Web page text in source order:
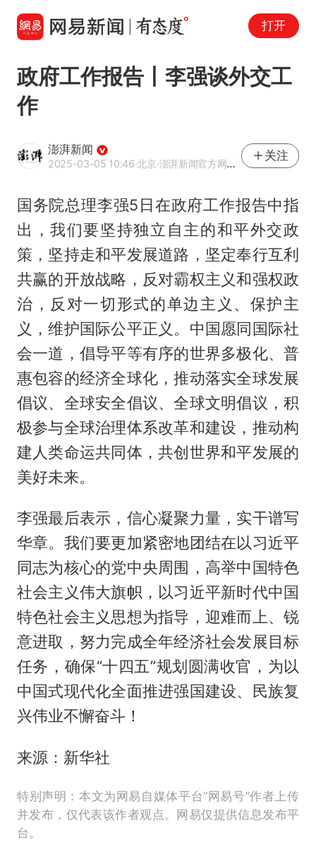
打开
政府工作报告丨李强谈外交工
作
澎湃新闻
2025-03-05 10:46·北京·澎湃新闻官方网易号
关注
国务院总理李强5日在政府工作报告中指
出，我们要坚持独立自主的和平外交政
策，坚持走和平发展道路，坚定奉行互利
共赢的开放战略，反对霸权主义和强权政
治，反对一切形式的单边主义、保护主
义，维护国际公平正义。中国愿同国际社
会一道，倡导平等有序的世界多极化、普
惠包容的经济全球化，推动落实全球发展
倡议、全球安全倡议、全球文明倡议，积
极参与全球治理体系改革和建设，推动构
建人类命运共同体，共创世界和平发展的
美好未来。
李强最后表示，信心凝聚力量，实干谱写
华章。我们要更加紧密地团结在以习近平
同志为核心的党中央周围，高举中国特色
社会主义伟大旗帜，以习近平新时代中国
特色社会主义思想为指导，迎难而上、锐
意进取，努力完成全年经济社会发展目标
任务，确保“十四五”规划圆满收官，为以
中国式现代化全面推进强国建设、民族复
兴伟业不懈奋斗！
来源：新华社
特别声明：本文为网易自媒体平台“网易号”作者上传
并发布，仅代表该作者观点。网易仅提供信息发布平
台。